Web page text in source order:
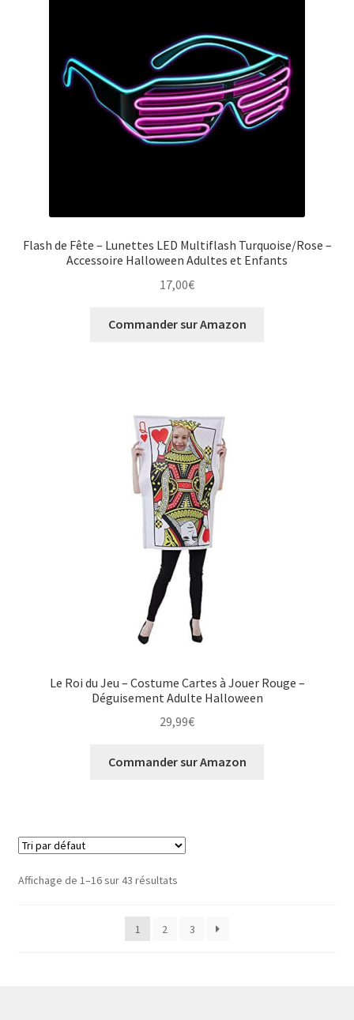
Flash de Fête – Lunettes LED Multiflash Turquoise/Rose –
Accessoire Halloween Adultes et Enfants
17,00€
Commander sur Amazon
Le Roi du Jeu – Costume Cartes à Jouer Rouge –
Déguisement Adulte Halloween
29,99€
Commander sur Amazon
Affichage de 1–16 sur 43 résultats
1 2 3